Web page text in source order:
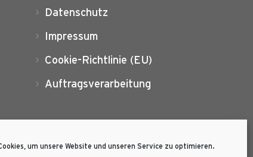
um unsere Website und unseren Service zu optimieren.
Datenschutz
Impressum
Cookie-Richtlinie (EU)
Auftragsverarbeitung